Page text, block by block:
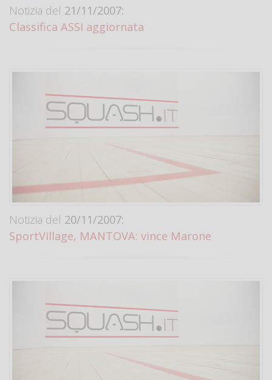
Notizia del 21/11/2007:
Classifica ASSI aggiornata
Notizia del 20/11/2007:
SportVillage, MANTOVA: vince Marone